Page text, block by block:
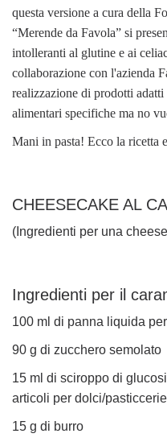
questa versione a cura della
“Merende da Favola” si
intolleranti al glutine e ai
collaborazione con l'azienda
realizzazione di prodotti
alimentari specifiche ma no
Mani in pasta! Ecco la ricetta
CHEESECAKE AL
(Ingredienti per una
Ingredienti per il
100 ml di panna liquida
90 g di zucchero semolato
15 ml di sciroppo di
articoli per dolci/
15 g di burro